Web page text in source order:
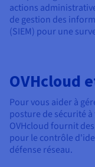
actions
de gestion des
(SIEM) pour une
OVHcloud
Pour vous aider à
posture de sécurité
OVHcloud fournit
pour le contrôle
défense réseau.